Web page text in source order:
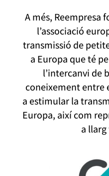
A més, Reempresa
l’associació
transmissió de
a Europa que té
l’intercanvi de
coneixement entre
a estimular la
Europa, així com
a